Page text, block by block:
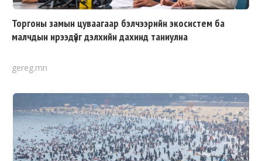
Торгоны замын цуваагаар бэлчээрийн экосистем ба
малчдын ирээдүйг дэлхийн дахинд таниулна
gereg.mn